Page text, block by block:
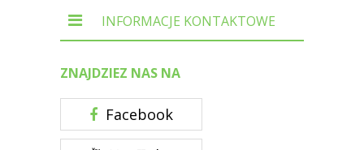
INFORMACJE KONTAKTOWE
ZNAJDZIEZ NAS NA
Facebook